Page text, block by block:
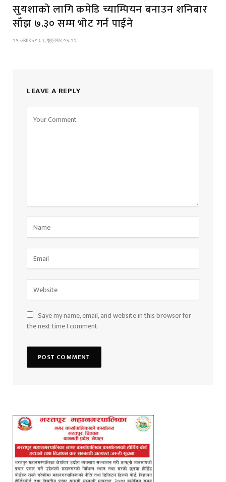
सुयशाको लागि कमेडि च्याम्पियन बनाउन शनिबार
साँझ ७.३० सम्म भोट गर्न पाईने
१५ असार २०८१, शुक्रबार ०५:१९
LEAVE A REPLY
Save my name, email, and website in this browser for
the next time I comment.